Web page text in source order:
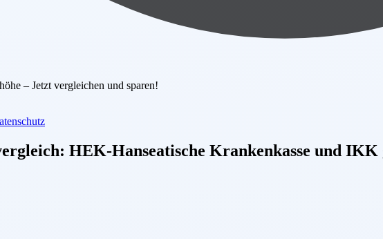
– Jetzt vergleichen und sparen!
HEK-Hanseatische Krankenkasse und IKK